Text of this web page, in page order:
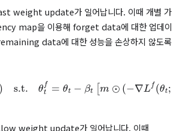
FdiagfFdiagr≥γ],where Fdiagf=
f(θ0)]2,Fdiagr=[∇Lr(θ0 )]2.
은 forget data에만 적용해 잊어야 할